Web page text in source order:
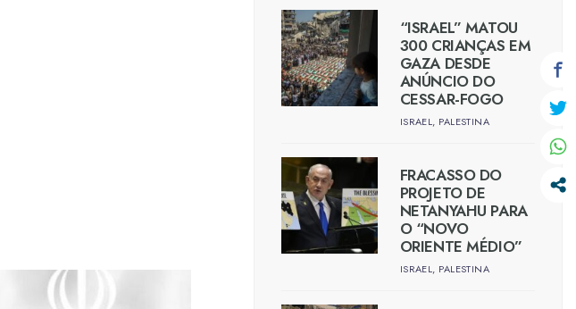
“ISRAEL” MATOU
300 CRIANÇAS EM
GAZA DESDE
ANÚNCIO DO
CESSAR-FOGO
ISRAEL, PALESTINA
FRACASSO DO
PROJETO DE
NETANYAHU PARA
O “NOVO
ORIENTE MÉDIO”
ISRAEL, PALESTINA